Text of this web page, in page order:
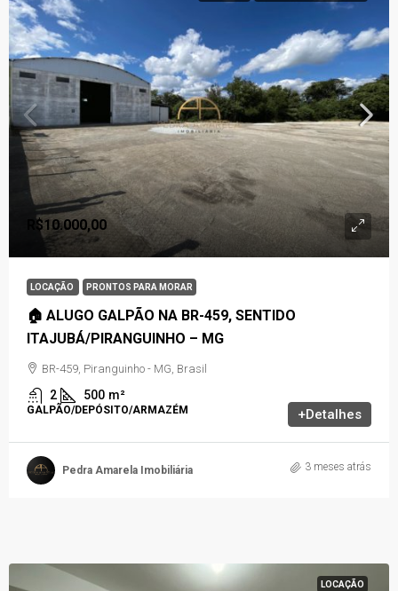
R$10.000,00
LOCAÇÃO PRONTOS PARA MORAR
🏠 ALUGO GALPÃO NA BR-459, SENTIDO
ITAJUBÁ/PIRANGUINHO – MG
BR-459, Piranguinho - MG, Brasil
2 500 m²
GALPÃO/DEPÓSITO/ARMAZÉM +Detalhes
Pedra Amarela Imobiliária 3 meses atrás
LOCAÇÃO